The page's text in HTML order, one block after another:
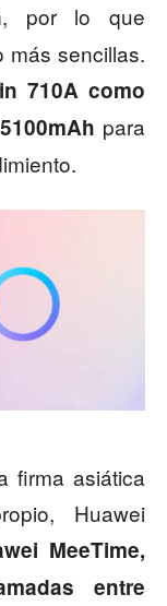
, por lo que
más sencillas.
710A como
para
firma asiática
Huawei
MeeTime,
entre